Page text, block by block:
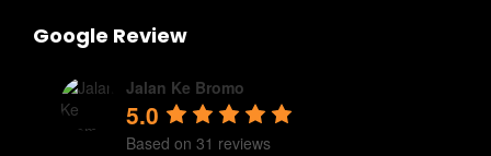
Google Review
Jalan Ke Bromo
5.0
Based on 31 reviews